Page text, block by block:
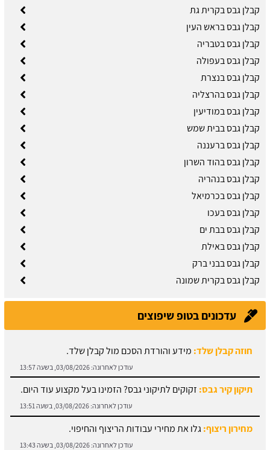
קבלן גבס בקרית גת
קבלן גבס בראש העין
קבלן גבס בטבריה
קבלן גבס בעפולה
קבלן גבס בנצרת
קבלן גבס בהרצליה
קבלן גבס במודיעין
קבלן גבס בבית שמש
קבלן גבס ברעננה
קבלן גבס בהוד השרון
קבלן גבס בנהריה
קבלן גבס בכרמיאל
קבלן גבס בעכו
קבלן גבס בבת ים
קבלן גבס באילת
קבלן גבס בבני ברק
קבלן גבס בקרית שמונה
עדכונים בטופ שיפוצים
תיקון קיר גבס:זקוקים לתיקוני גבס? הזמינו בעל מקצוע עוד היום.
עודכן לאחרונה:03/08/2026, בשעה 13:51
מחירון ריצוף:גלו את מחירי עבודות הריצוף והחיפוי.
עודכן לאחרונה: 03/08/2026, בשעה 13:43
מתקין פרקטים:עץ או למינציה? כל הסוגים כאן.
עודכן לאחרונה:03/08/2026, בשעה 13:31